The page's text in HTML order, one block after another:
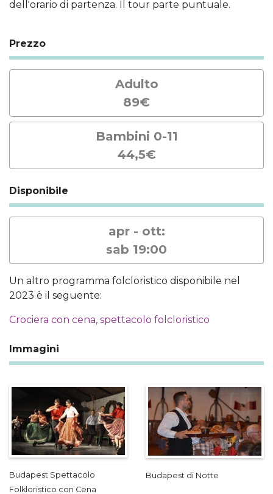
dell'orario di partenza. Il tour parte puntuale.
Prezzo
Adulto
89€
Bambini 0-11
44,5€
Disponibile
apr - ott:
sab 19:00
Un altro programma folcloristico disponibile nel
2023 è il seguente:
Crociera con cena, spettacolo folcloristico
Immagini
Budapest Spettacolo
Folkloristico con Cena
Budapest di Notte